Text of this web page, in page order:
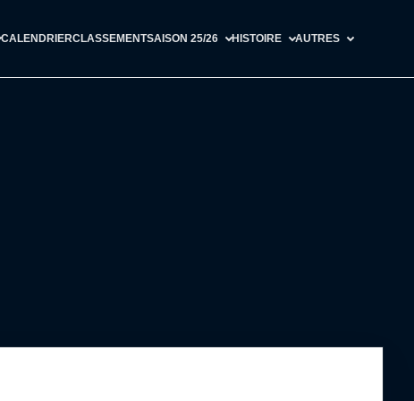
CALENDRIERCLASSEMENTSAISON 25/26 HISTOIRE AUTRES